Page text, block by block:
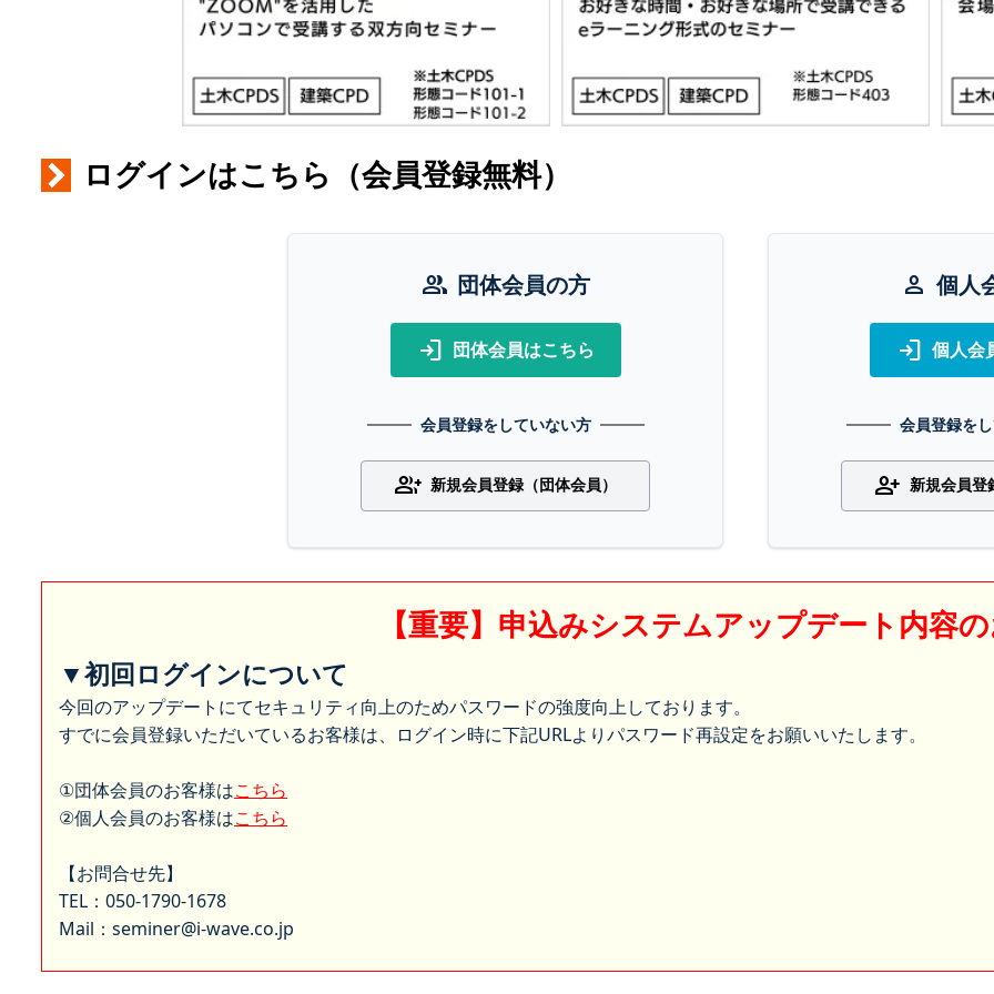
ログインはこちら（会員登録無料）
group 団体会員の方
login 団体会員はこちら
会員登録をしていない方
group_add 新規会員登録（団体会員）
person 個人
login 個人会
会員登録を
person_add 新規会員登
【重要】申込みシステムアップデート内容
▼初回ログインについて
今回のアップデートにてセキュリティ向上のためパスワードの強度向上しております。
すでに会員登録いただいているお客様は、ログイン時に下記URLよりパスワード再設定をお願いいたします。
①団体会員のお客様はこちら
②個人会員のお客様はこちら
【お問合せ先】
TEL：050-1790-1678
Mail：seminer@i-wave.co.jp